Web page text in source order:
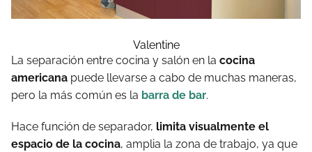
Valentine
La separación entre cocina y salón en la cocina
americana puede llevarse a cabo de muchas maneras,
pero la más común es la barra de bar.
Hace función de separador, limita visualmente el
espacio de la cocina, amplia la zona de trabajo, ya que